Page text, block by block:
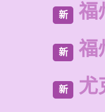
新 福
新 福
新 尤